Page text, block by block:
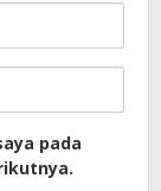
pada